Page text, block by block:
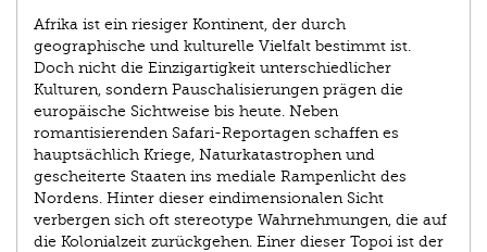
Afrika ist ein riesiger Kontinent, der durch
geographische und kulturelle Vielfalt bestimmt ist.
Doch nicht die Einzigartigkeit unterschiedlicher
Kulturen, sondern Pauschalisierungen prägen die
europäische Sichtweise bis heute. Neben
romantisierenden Safari-Reportagen schaffen es
hauptsächlich Kriege, Naturkatastrophen und
gescheiterte Staaten ins mediale Rampenlicht des
Nordens. Hinter dieser eindimensionalen Sicht
verbergen sich oft stereotype Wahrnehmungen, die auf
die Kolonialzeit zurückgehen. Einer dieser Topoi ist der